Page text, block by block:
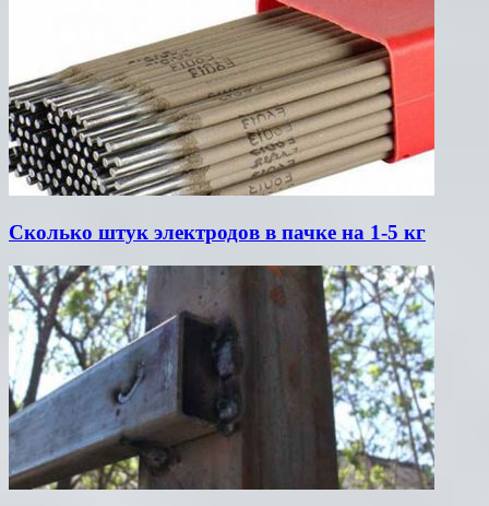
Сколько штук электродов в пачке на 1-5 кг